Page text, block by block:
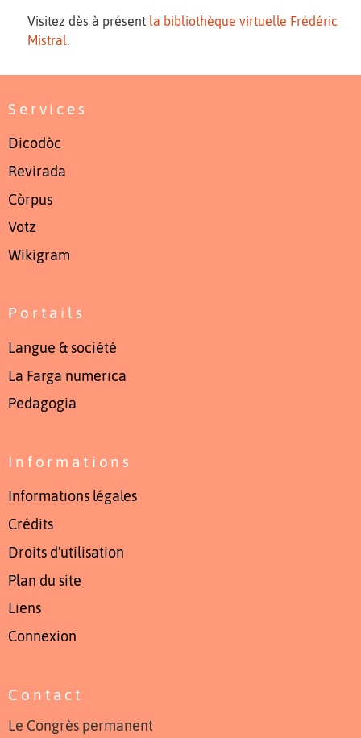
Visitez dès à présent la bibliothèque virtuelle Frédéric
Mistral.
Services
Dicodòc
Revirada
Còrpus
Votz
Wikigram
Portails
Langue & société
La Farga numerica
Pedagogia
Informations
Informations légales
Crédits
Droits d'utilisation
Plan du site
Liens
Connexion
Contact
Le Congrès permanent